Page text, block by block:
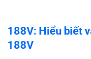
188V: Hiểu biết
188V